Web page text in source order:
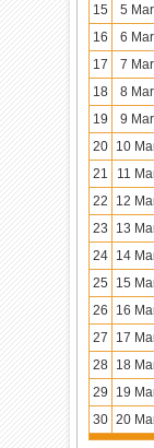
15
5
16
6
17
7
18
8
19
9
20 10
21
11
22
12
23
13
24 14
25
15
26
16
27
17
28 18
29
19
30 20